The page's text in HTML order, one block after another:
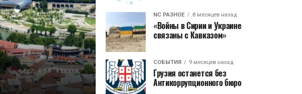
NC РАЗНОЕ 8 месяцев назад
«Войны в Сирии и Украине
связаны с Кавказом»
СОБЫТИЯ 9 месяцев назад
Грузия останется без
Антикоррупционного бюро